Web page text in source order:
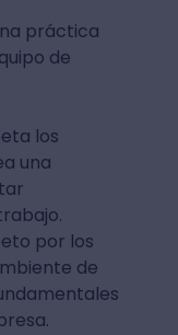
práctica
de
los
una
por los
de